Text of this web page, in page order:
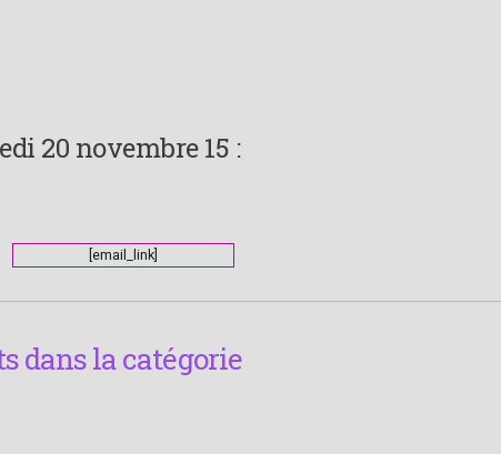
20 novembre 15 :
[email_link]
dans la catégorie